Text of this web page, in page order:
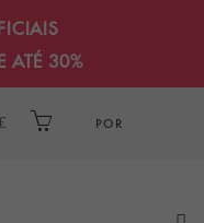
ATÉ 30%
POR